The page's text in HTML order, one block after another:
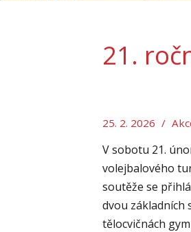
21.
25. 2. 2026 /
V sobotu 21.
volejbalového
soutěže se
dvou základních
tělocvičnách